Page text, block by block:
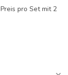
pro Set mit 2